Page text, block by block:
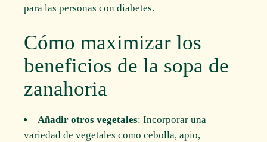
para las personas con diabetes.
Cómo maximizar los
beneficios de la sopa de
zanahoria
Añadir otros vegetales: Incorporar una
variedad de vegetales como cebolla, apio,